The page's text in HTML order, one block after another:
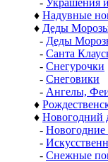
- Украшения
♦ Надувные
♦ Деды
- Деды
- Санта
- Снегурочки
- Снеговики
- Ангелы,
♦
♦ Новогодний
- Новогодние
-
- Снежные